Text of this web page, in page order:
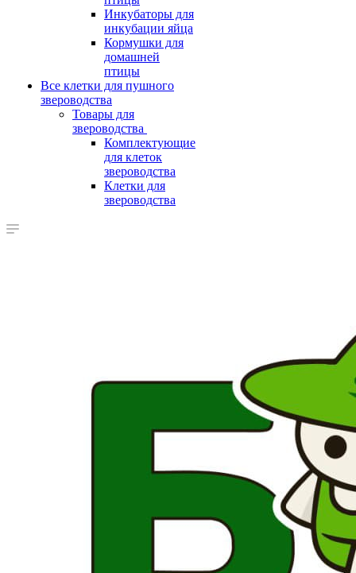
Инкубаторы для
инкубации яйца
Кормушки для
домашней
птицы
Все клетки для пушного
звероводства
Товары для
звероводства
Комплектующие
для клеток
звероводства
Клетки для
звероводства